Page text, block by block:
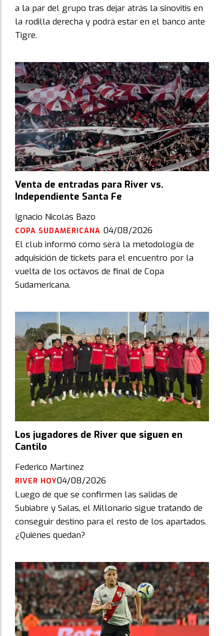
a la par del grupo tras dejar atrás la sinovitis en
la rodilla derecha y podrá estar en el banco ante
Tigre.
Venta de entradas para River vs.
Independiente Santa Fe
Ignacio Nicolás Bazo
COPA SUDAMERICANA 04/08/2026
El club informó cómo será la metodología de
adquisición de tickets para el encuentro por la
vuelta de los octavos de final de Copa
Sudamericana.
Los jugadores de River que siguen en
Cantilo
Federico Martínez
RIVER HOY04/08/2026
Luego de que se confirmen las salidas de
Subiabre y Salas, el Millonario sigue tratando de
conseguir destino para el resto de los apartados.
¿Quiénes quedan?